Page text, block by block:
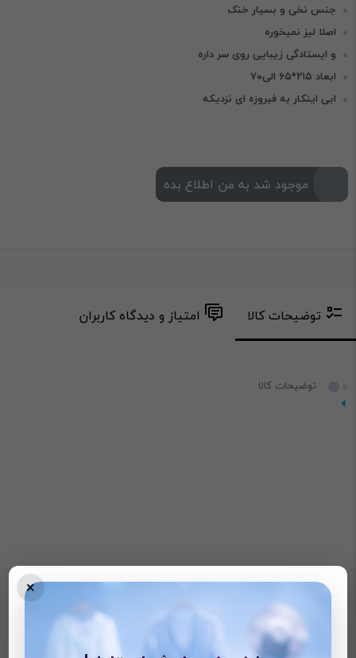
جنس نخی و بسیار خنک
اصلا لیز نمیخوره
و ایستادگی زیبایی روی سر داره
ابعاد ۲۱۵*۶۵ الی۷۰
ابی اینکار به فیروزه ای نزدیکه
موجود شد به من اطلاع بده
توضیحات کالا امتیاز و دیدگاه کاربران
توضیحات کالا
محصولات دیده شده
×